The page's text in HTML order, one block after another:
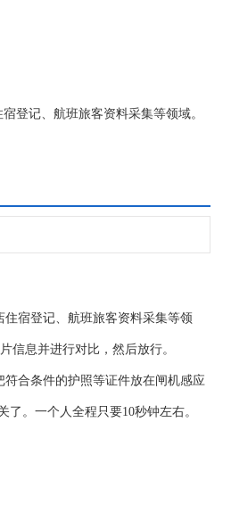
登记、航班旅客资料采集等领域。
宿登记、航班旅客资料采集等领
信息并进行对比，然后放行。
合条件的护照等证件放在闸机感应
。一个人全程只要10秒钟左右。